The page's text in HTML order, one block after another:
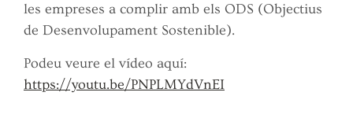
les empreses a complir amb els ODS (Objectius
de Desenvolupament Sostenible).
Podeu veure el vídeo aquí:
https://youtu.be/PNPLMYdVnEI